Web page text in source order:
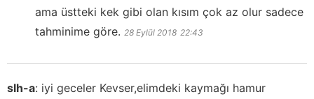
ama üstteki kek gibi olan kısım çok az olur sadece
tahminime göre. 28 Eylül 2018 22:43
slh-a: iyi geceler Kevser,elimdeki kaymağı hamur